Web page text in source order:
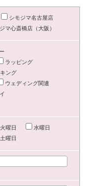
シモジマ名古屋店
マ心斎橋店（大阪）
ラッピング
ング
ウェディング関連
火曜日
水曜日
土曜日